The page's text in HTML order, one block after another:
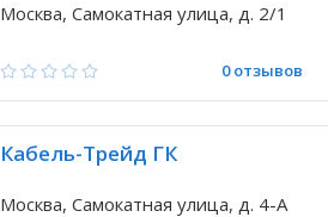
Москва, Самокатная улица, д. 2/1
0 отзывов
Кабель-Трейд ГК
Москва, Самокатная улица, д. 4-А